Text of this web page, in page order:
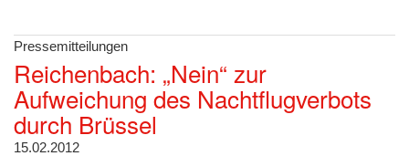
Pressemitteilungen
Reichenbach: „Nein“ zur
Aufweichung des Nachtflugverbots
durch Brüssel
15.02.2012